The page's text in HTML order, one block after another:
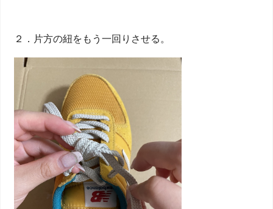
２．片方の紐をもう一回りさせる。